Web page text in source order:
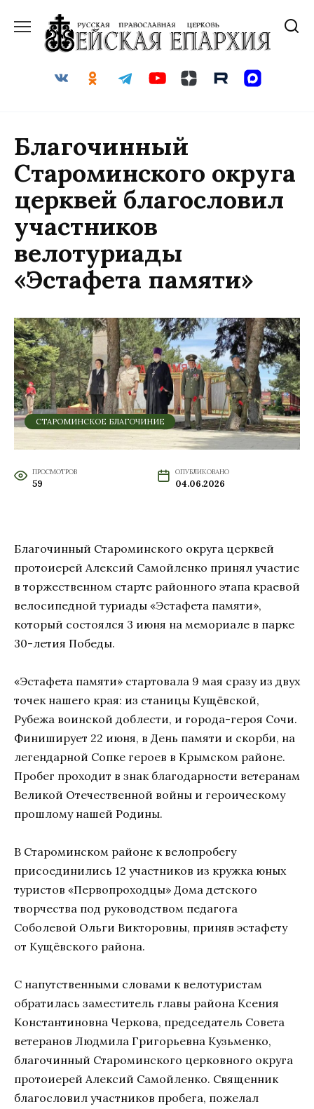
содержанию
Благочинный
Староминского округа
церквей благословил
участников
велотуриады
«Эстафета памяти»
СТАРОМИНСКОЕ БЛАГОЧИНИЕ
ПРОСМОТРОВ
59
ОПУБЛИКОВАНО
04.06.2026
Благочинный Староминского округа церквей
протоиерей Алексий Самойленко принял участие
в торжественном старте районного этапа краевой
велосипедной туриады «Эстафета памяти»,
который состоялся 3 июня на мемориале в парке
30-летия Победы.
«Эстафета памяти» стартовала 9 мая сразу из двух
точек нашего края: из станицы Кущёвской,
Рубежа воинской доблести, и города-героя Сочи.
Финиширует 22 июня, в День памяти и скорби, на
легендарной Сопке героев в Крымском районе.
Пробег проходит в знак благодарности ветеранам
Великой Отечественной войны и героическому
прошлому нашей Родины.
В Староминском районе к велопробегу
присоединились 12 участников из кружка юных
туристов «Первопроходцы» Дома детского
творчества под руководством педагога
Соболевой Ольги Викторовны, приняв эстафету
от Кущёвского района.
С напутственными словами к велотуристам
обратилась заместитель главы района Ксения
Константиновна Черкова, председатель Совета
ветеранов Людмила Григорьевна Кузьменко,
благочинный Староминского церковного округа
протоиерей Алексий Самойленко. Священник
благословил участников пробега, пожелал